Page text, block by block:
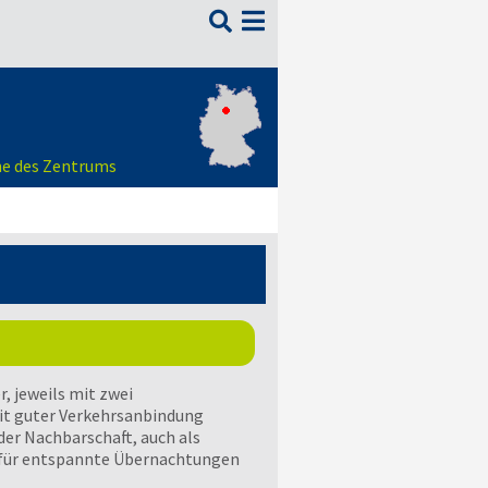

des Zentrums
jeweils mit zwei
guter Verkehrsanbindung
Nachbarschaft, auch als
entspannte Übernachtungen